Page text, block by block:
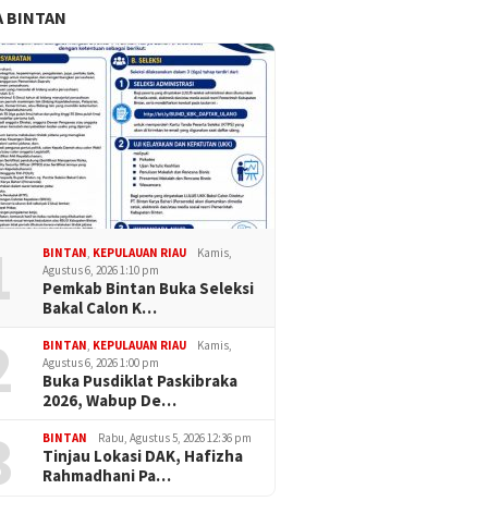
Karimun Jadi
Damkar Dorong
Sarpras dan
Hukum
Satukan Doa dalam
Semangat Kebersamaan
BINTAN
BINTAN KEPULAUAN RIAU
Kamis,
Agustus 6, 2026 1:10 pm
Pemkab Bintan Buka Seleksi
Bakal Calon K…
BINTAN KEPULAUAN RIAU
Kamis,
Agustus 6, 2026 1:00 pm
Buka Pusdiklat Paskibraka
2026, Wabup De…
BINTAN Rabu, Agustus 5, 2026 12:36 pm
Tinjau Lokasi DAK, Hafizha
Rahmadhani Pa…